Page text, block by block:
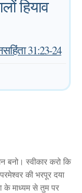
हियाव
31:23-24
बनो। स्वीकार करो कि
की भरपूर दया
के माध्यम से तुम पर